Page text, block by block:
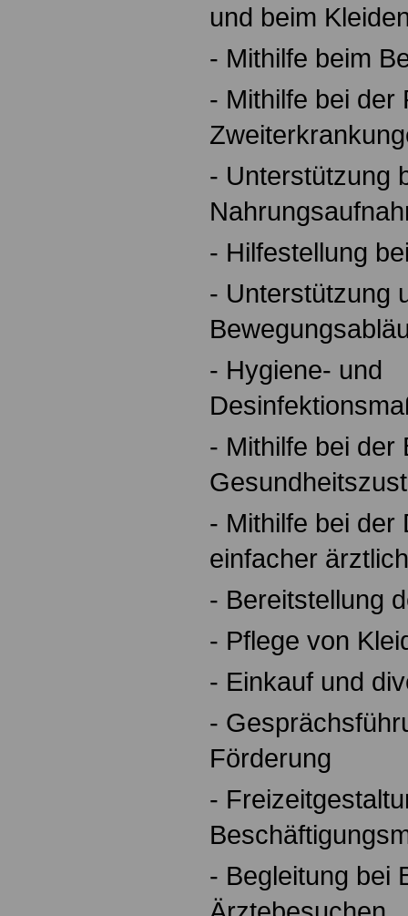
und beim
- Mithilfe beim
- Mithilfe bei der
- Unterstützung
- Hilfestellung
- Unterstützung
- Hygiene- und
- Mithilfe bei der
- Mithilfe bei der
einfacher
- Bereitstellung
- Pflege von
- Einkauf und
-
Förderung
-
- Begleitung bei